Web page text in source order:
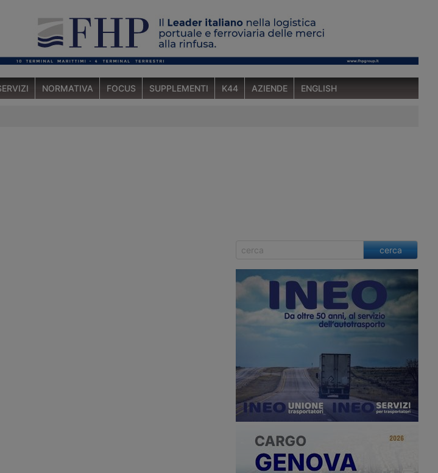
NORMATIVA FOCUS SUPPLEMENTI K44 AZIENDE ENGLISH
cerca